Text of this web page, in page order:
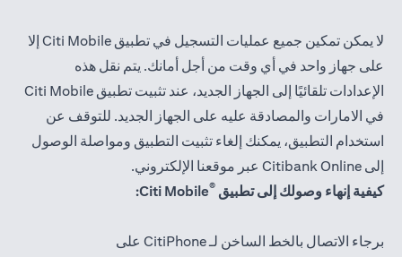
لا يمكن تمكين جميع عمليات التسجيل في تطبيق Citi Mobile إلا
على جهاز واحد في أي وقت من أجل أمانك. يتم نقل هذه
الإعدادات تلقائيًا إلى الجهاز الجديد، عند تثبيت تطبيق Citi Mobile
في الامارات والمصادقة عليه على الجهاز الجديد. للتوقف عن
استخدام التطبيق، يمكنك إلغاء تثبيت التطبيق ومواصلة الوصول
إلى Citibank Online عبر موقعنا الإلكتروني.
كيفية إنهاء وصولك إلى تطبيق ®
Citi Mobile:
برجاء الاتصال بالخط الساخن لـ CitiPhone على